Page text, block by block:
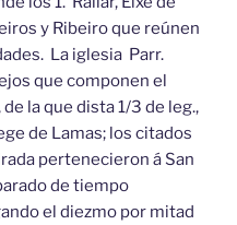
y Ribeiro que reúnen
La iglesia Parr.
que componen el
la que dista 1/3 de leg.,
de Lamas; los citados
pertenecieron á San
de tiempo
el diezmo por mitad